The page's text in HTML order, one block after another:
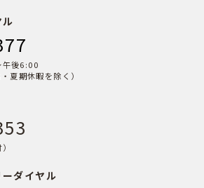
午後6:00
夏期休暇を除く）
ダイヤル